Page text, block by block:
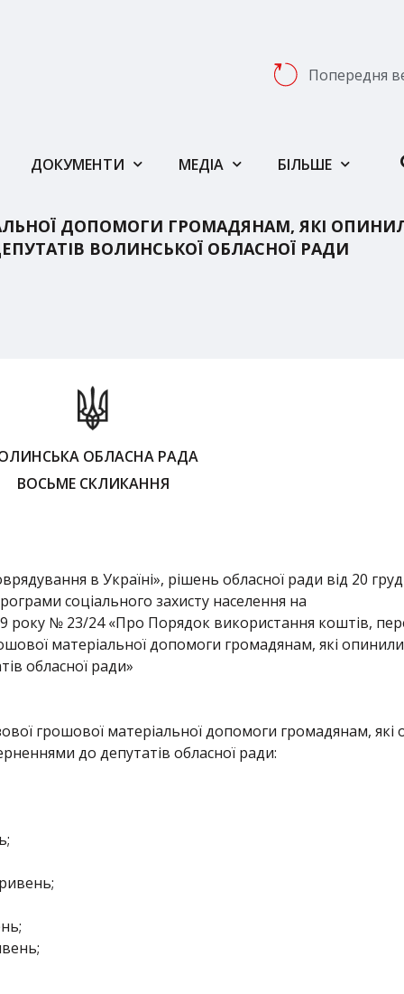
Попередня
ДОКУМЕНТИ МЕДІА БІЛЬШЕ
ДОПОМОГИ ГРОМАДЯНАМ, ЯКІ
ВОЛИНСЬКОЇ ОБЛАСНОЇ РАДИ
ОБЛАСНА РАДА
ВОСЬМЕ СКЛИКАННЯ
в Україні», рішень обласної ради від 20
соціального захисту населення на
року № 23/24 «Про Порядок використання коштів,
матеріальної допомоги громадянам, які
обласної ради»
грошової матеріальної допомоги громадянам, які
до депутатів обласної ради: